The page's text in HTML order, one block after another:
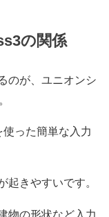
の関係
のが、ユニオンシ
った簡単な入力
起きやすいです。
物の形状など入力